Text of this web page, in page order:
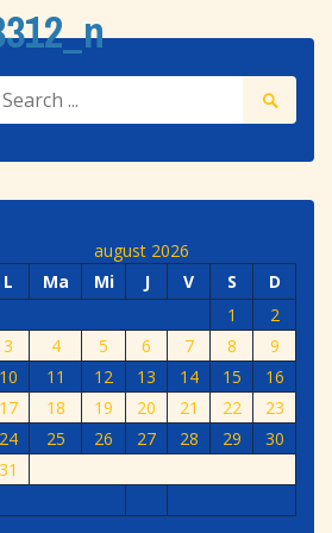
august 2026
L
Ma Mi J V S
D
1
2
3
4 5 6 7 8
9
10
11 12 13 14 15
16
17
18 19 20 21 22
23
24
25 26 27 28 29
30
31